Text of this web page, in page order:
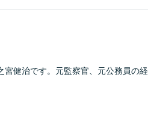
宮健治です。元監察官、元公務員の